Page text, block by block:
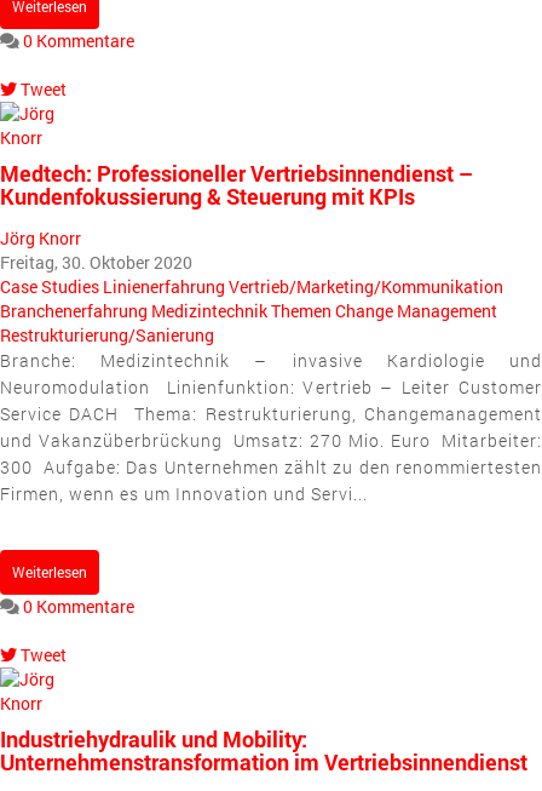
Weiterlesen
0 Kommentare
Tweet
pinterest
Medtech: Professioneller Vertriebsinnendienst –
Kundenfokussierung & Steuerung mit KPIs
Jörg Knorr
Freitag, 30. Oktober 2020
Case Studies Linienerfahrung Vertrieb/Marketing/Kommunikation
Branchenerfahrung MedizintechnikThemen Change Management
Restrukturierung/Sanierung
Branche: Medizintechnik – invasive Kardiologie und
Neuromodulation Linienfunktion: Vertrieb – Leiter Customer
Service DACH Thema: Restrukturierung, Changemanagement
und Vakanzüberbrückung Umsatz: 270 Mio. Euro Mitarbeiter:
300 Aufgabe: Das Unternehmen zählt zu den renommiertesten
Firmen, wenn es um Innovation und Servi...
Weiterlesen
0 Kommentare
Tweet
pinterest
Industriehydraulik und Mobility:
Unternehmenstransformation im Vertriebsinnendienst